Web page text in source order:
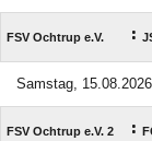
FSV Ochtrup e.V. :
Samstag,
FSV Ochtrup e.V. 2 :